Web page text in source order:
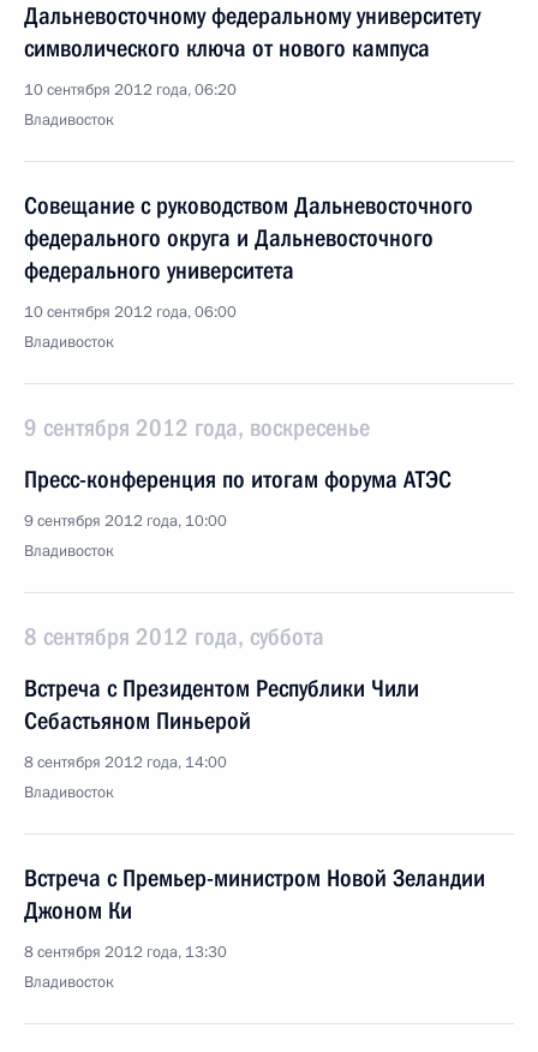
Дальневосточному федеральному университету
символического ключа от нового кампуса
10 сентября 2012 года, 06:20
Владивосток
Совещание с руководством Дальневосточного
федерального округа и Дальневосточного
федерального университета
10 сентября 2012 года, 06:00
Владивосток
9 сентября 2012 года, воскресенье
Пресс-конференция по итогам форума АТЭС
9 сентября 2012 года, 10:00
Владивосток
8 сентября 2012 года, суббота
Встреча с Президентом Республики Чили
Себастьяном Пиньерой
8 сентября 2012 года, 14:00
Владивосток
Встреча с Премьер-министром Новой Зеландии
Джоном Ки
8 сентября 2012 года, 13:30
Владивосток